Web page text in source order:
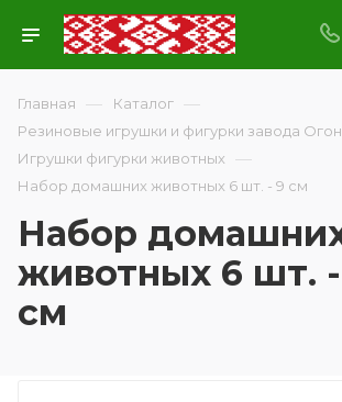
Главная — Каталог —
Резиновые игрушки и фигурки завода
Игрушки фигурки животных —
Набор домашних животных 6 шт. - 9 см
Набор
животных 6 шт.
см